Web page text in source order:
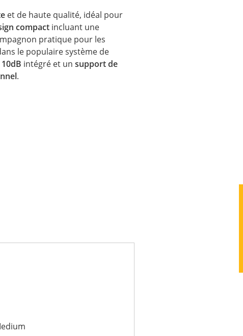
et de haute qualité, idéal pour
compact incluant une
pratique pour les
le populaire système de
intégré et unsupport de
.